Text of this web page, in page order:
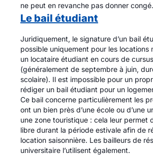
ne peut en revanche pas donner congé.
Le bail étudiant
Juridiquement, le signature d’un bail
possible uniquement pour les locations
un locataire étudiant en cours de
(généralement de septembre à juin,
scolaire). Il est impossible pour un
rédiger un bail étudiant pour un
Ce bail concerne particulièrement les
ont un bien près d’une école ou d’une
une zone touristique : cela leur permet
libre durant la période estivale afin de
location saisonnière. Les bailleurs de
universitaire l’utilisent également.